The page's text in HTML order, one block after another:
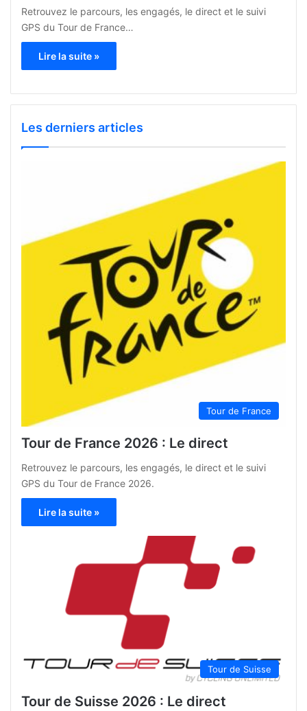
Retrouvez le parcours, les engagés, le direct et le suivi
GPS du Tour de France…
Lire la suite »
Les derniers articles
Tour de France
Tour de France 2026 : Le direct
Retrouvez le parcours, les engagés, le direct et le suivi
GPS du Tour de France 2026.
Lire la suite »
Tour de Suisse
Tour de Suisse 2026 : Le direct